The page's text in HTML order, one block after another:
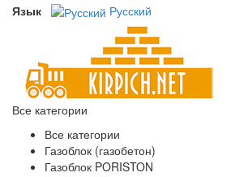
Язык Русский
Все категории
Все категории
Газоблок (газобетон)
Газоблок PORISTON